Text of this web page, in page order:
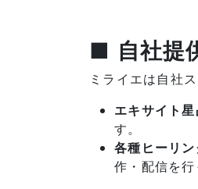
■ 自社提
ミライエは自社
エキサイト星
す。
各種ヒーリン
作・配信を行